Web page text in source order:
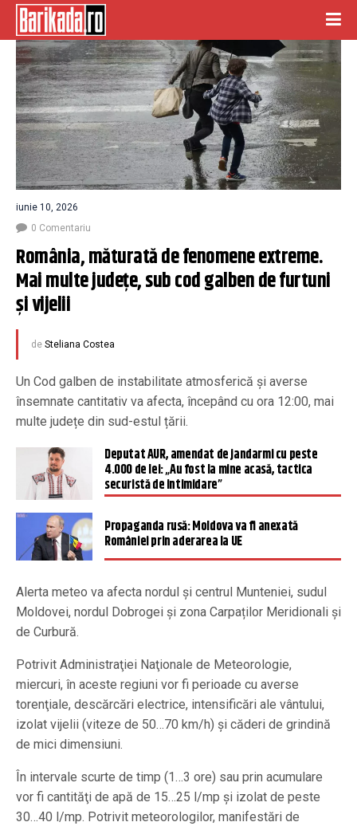
iunie 10, 2026
0 Comentariu
România, măturată de fenomene extreme.
Mai multe județe, sub cod galben de furtuni
și vijelii
de Steliana Costea
Un Cod galben de instabilitate atmosferică şi averse
însemnate cantitativ va afecta, începând cu ora 12:00, mai
multe județe din sud-estul țării.
Deputat AUR, amendat de jandarmi cu peste
4.000 de lei: „Au fost la mine acasă, tactica
securistă de intimidare”
Propaganda rusă: Moldova va fi anexată
României prin aderarea la UE
Alerta meteo va afecta nordul și centrul Munteniei, sudul
Moldovei, nordul Dobrogei și zona Carpaților Meridionali și
de Curbură.
Potrivit Administraţiei Naţionale de Meteorologie,
miercuri, în aceste regiuni vor fi perioade cu averse
torenţiale, descărcări electrice, intensificări ale vântului,
izolat vijelii (viteze de 50…70 km/h) şi căderi de grindină
de mici dimensiuni.
În intervale scurte de timp (1…3 ore) sau prin acumulare
vor fi cantităţi de apă de 15…25 l/mp şi izolat de peste
30…40 l/mp. Potrivit meteorologilor, manifestări de